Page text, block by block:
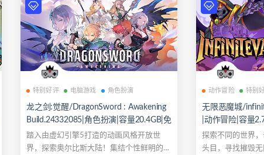
特别好评 电脑游戏 角色扮演
龙之剑:觉醒/DragonSword : Awakening
Build.24332085|角色扮演|容量20.4GB|免
安装绿色中文版|支持键盘.鼠标.手柄
踏入由虚幻引擎5打造的动画风格开放世
界，探索奥尔比斯大陆！集结个性鲜明的伙
动作冒险 特别
无限恶魔城/
|动作冒险|容量
支持键盘.鼠标.手
探索不同的世界
头目，寻找摧毁无